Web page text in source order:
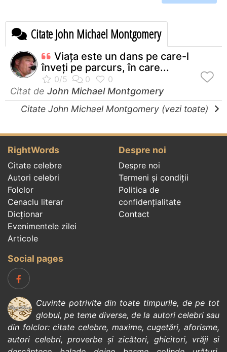
Citate John Michael Montgomery
Viaţa este un dans pe care-l
înveţi pe parcurs, în care...
Citat de John Michael Montgomery
Citate John Michael Montgomery (vezi toate)
RightWords
Citate celebre
Autori celebri
Folclor
Cenaclu literar
Dicționar
Evenimentele zilei
Articole
Despre noi
Despre noi
Termeni și condiții
Politica de
confidenţialitate
Contact
Social pages
Cuvinte potrivite din toate timpurile, de pe tot
globul, pe teme diverse, de la autori celebrisau
din folclor:citate celebre, maxime,cugetări,aforisme,
autori celebri,proverbe și zicători, ghicitori, vrăji si